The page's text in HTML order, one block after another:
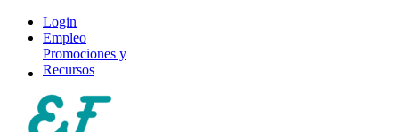
Login
Empleo
Promociones y
Recursos